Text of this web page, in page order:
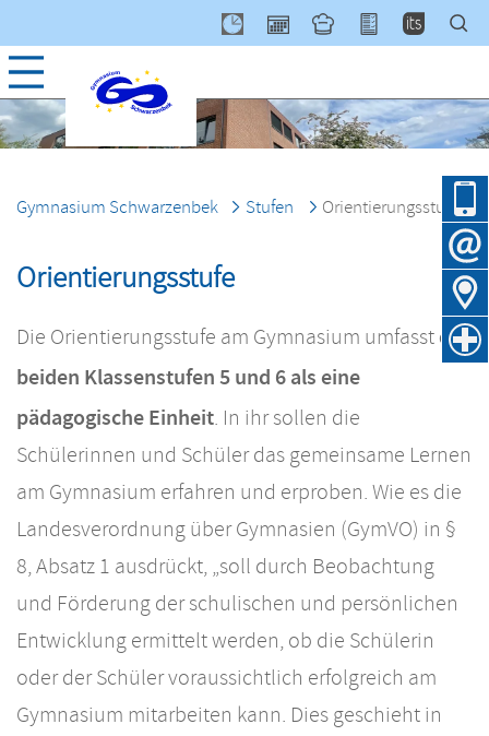
Gymnasium Schwarzenbek Stufen Orientierungsstufe
Orientierungsstufe
Die Orientierungsstufe am Gymnasium umfasstdie
beiden Klassenstufen 5 und 6 als eine
pädagogische Einheit. In ihr sollen die
Schülerinnen und Schüler das gemeinsame Lernen
am Gymnasium erfahren und erproben. Wie es die
Landesverordnung über Gymnasien (GymVO) in §
8, Absatz 1 ausdrückt, „soll durch Beobachtung
und Förderung der schulischen und persönlichen
Entwicklung ermittelt werden, ob die Schülerin
oder der Schüler voraussichtlich erfolgreich am
Gymnasium mitarbeiten kann. Dies geschieht in